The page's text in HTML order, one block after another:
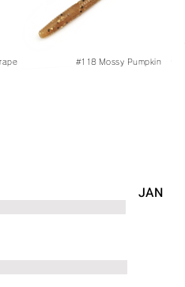
#118 Mossy Pumpkin
JAN
Seed
Blue